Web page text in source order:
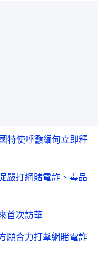
特使呼籲緬甸立即釋
嚴打網賭電詐、毒品
首次訪華
願合力打擊網賭電詐